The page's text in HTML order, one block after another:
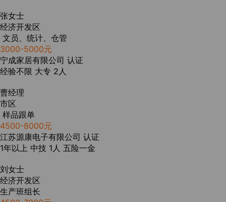
张女士
经济开发区
文员、统计、仓管
3000-5000元
宁成家居有限公司 认证
经验不限 大专 2人
曹经理
市区
样品跟单
4500-8000元
江苏源康电子有限公司 认证
1年以上 中技 1人 五险一金
刘女士
经济开发区
生产班组长